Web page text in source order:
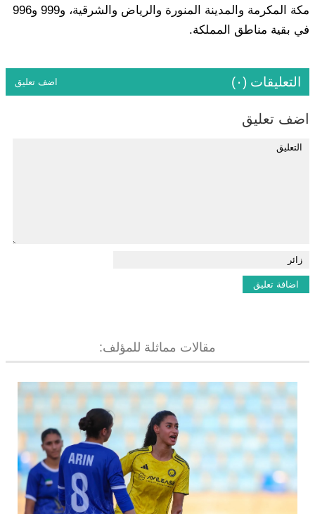
مكة المكرمة والمدينة المنورة والرياض والشرقية، و999 و996
في بقية مناطق المملكة.
التعليقات (٠) اضف تعليق
اضف تعليق
مقالات مماثلة للمؤلف: